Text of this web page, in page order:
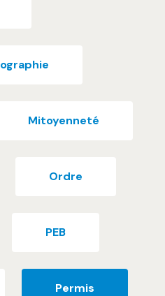
Mitoyenneté
Ordre
PEB
Permis